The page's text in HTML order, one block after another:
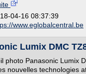
04-16 08:37:39
www.eglobalcentral.be
Lumix DMC
photo Panasonic Lumix
nouvelles technologies